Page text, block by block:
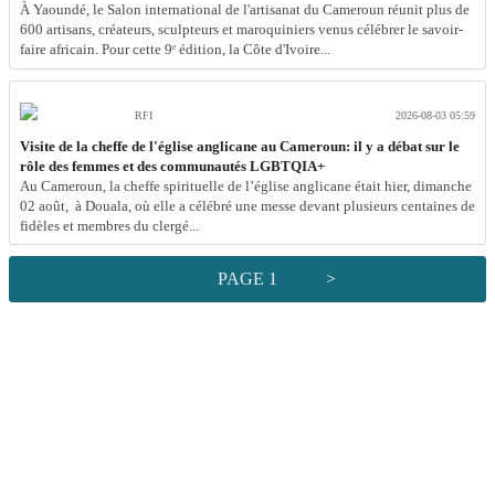
À Yaoundé, le Salon international de l'artisanat du Cameroun réunit plus de
600 artisans, créateurs, sculpteurs et maroquiniers venus célébrer le savoir-
faire africain. Pour cette 9ᵉ édition, la Côte d'Ivoire...
RFI 2026-08-03 05:59
Visite de la cheffe de l'église anglicane au Cameroun: il y a débat sur le
rôle des femmes et des communautés LGBTQIA+
Au Cameroun, la cheffe spirituelle de l’église anglicane était hier, dimanche
02 août, à Douala, où elle a célébré une messe devant plusieurs centaines de
fidèles et membres du clergé...
PAGE 1 >